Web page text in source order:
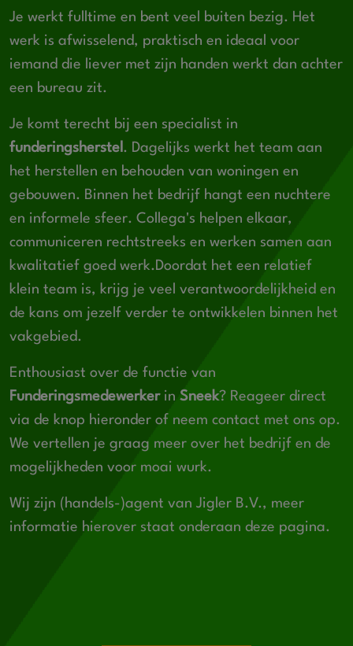
Je werkt fulltime en bent veel buiten bezig. Het
werk is afwisselend, praktisch en ideaal voor
iemand die liever met zijn handen werkt dan achter
een bureau zit.
Je komt terecht bij een specialist in
funderingsherstel . Dagelijks werkt het team aan
het herstellen en behouden van woningen en
gebouwen. Binnen het bedrijf hangt een nuchtere
en informele sfeer. Collega's helpen elkaar,
communiceren rechtstreeks en werken samen aan
kwalitatief goed werk.Doordat het een relatief
klein team is, krijg je veel verantwoordelijkheid en
de kans om jezelf verder te ontwikkelen binnen het
vakgebied.
Enthousiast over de functie van
Funderingsmedewerker in Sneek? Reageer direct
via de knop hieronder of neem contact met ons op.
We vertellen je graag meer over het bedrijf en de
mogelijkheden voor moai wurk.
Wij zijn (handels-)agent van Jigler B.V., meer
informatie hierover staat onderaan deze pagina.